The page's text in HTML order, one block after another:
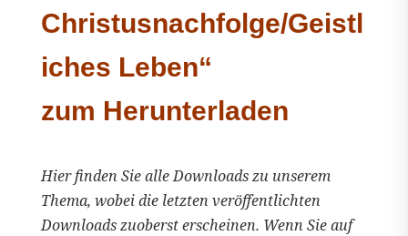
Christusnachfolge/Geistl
iches Leben“
zum Herunterladen
Hier finden Sie alle Downloads zu unserem
Thema, wobei die letzten veröffentlichten
Downloads zuoberst erscheinen. Wenn Sie auf